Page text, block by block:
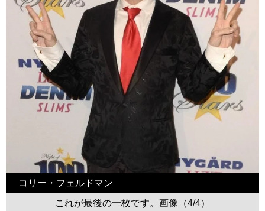
コリー・フェルドマン
これが最後の一枚です。画像（4/4）